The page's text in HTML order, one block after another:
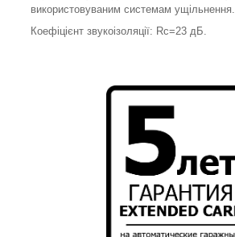
використовуваним системам ущільнення.
Коефіцієнт звукоізоляції: Rc=23 дБ.